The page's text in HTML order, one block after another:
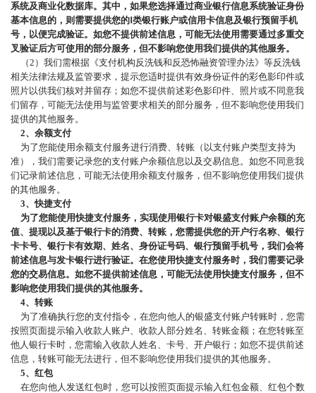
系统及商业化数据库。其中，如果您选择通过商业银行信息系统验证身份
基本信息的，则需要提供您的Ⅰ类银行账户或信用卡信息及银行预留手机
号，以便完成验证。如您不提供前述信息，可能无法使用需要通过多重交
叉验证后方可使用的部分服务，但不影响您使用我们提供的其他服务。
（2）我们需根据《支付机构反洗钱和反恐怖融资管理办法》等反洗钱
相关法律法规及监管要求，提示您适时提供有效身份证件的彩色影印件或
照片以供我们核对并留存；如您不提供前述彩色影印件、照片或不同意我
们留存，可能无法使用与监管要求相关的部分服务，但不影响您使用我们
提供的其他服务。
2、余额支付
为了您能使用余额支付服务进行消费、转账（以支付账户类型支持为
准），我们需要记录您的支付账户余额信息以及交易信息。如您不同意我
们记录前述信息，可能无法使用余额支付服务，但不影响您使用我们提供
的其他服务。
3、快捷支付
为了您能使用快捷支付服务，实现使用银行卡对银盛支付账户余额的充
值、提现以及基于银行卡的消费、转账，您需提供您的开户行名称、银行
卡卡号、银行卡有效期、姓名、身份证号码、银行预留手机号，我们会将
前述信息与发卡银行进行验证。在您使用快捷支付服务时，我们需要记录
您的交易信息。如您不提供前述信息，可能无法使用快捷支付服务，但不
影响您使用我们提供的其他服务。
4、转账
为了准确执行您的支付指令，在您向他人的银盛支付账户转账时，您需
按照页面提示输入收款人账户、收款人部分姓名、转账金额；在您转账至
他人银行卡时，您需输入收款人姓名、卡号、开户银行；如您不提供前述
信息，转账可能无法进行，但不影响您使用我们提供的其他服务。
5、红包
在您向他人发送红包时，您可以按照页面提示输入红包金额、红包个数